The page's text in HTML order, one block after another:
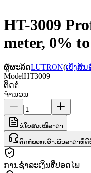
HT-3009
meter, 0%
ຜູ້ຜະລິດLUTRON(ເບິ່ງສິ
ModelHT3009
ຕິດຕໍ່
ຈຳນວນ
ຂໍໃບສະເໜີລາຄາ
ຕິດຕໍ່ພວກເຮົາເພື່ອລາຄາທີ່
ການຊຳລະເງິນທີ່ປອດໄພ